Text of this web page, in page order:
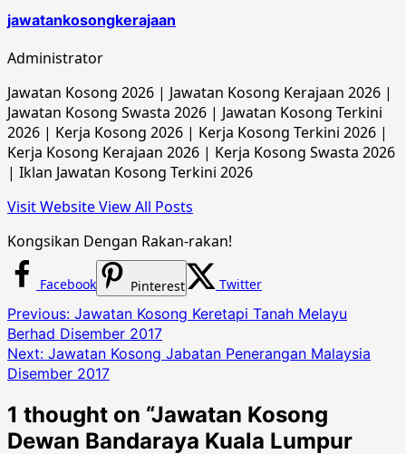
jawatankosongkerajaan
Administrator
Jawatan Kosong 2026 | Jawatan Kosong Kerajaan 2026 |
Jawatan Kosong Swasta 2026 | Jawatan Kosong Terkini
2026 | Kerja Kosong 2026 | Kerja Kosong Terkini 2026 |
Kerja Kosong Kerajaan 2026 | Kerja Kosong Swasta 2026
| Iklan Jawatan Kosong Terkini 2026
Visit WebsiteView All Posts
Kongsikan Dengan Rakan-rakan!
Facebook Pinterest Twitter
Post
navigation
Previous: Jawatan Kosong Keretapi Tanah Melayu
Berhad Disember 2017
Next: Jawatan Kosong Jabatan Penerangan Malaysia
Disember 2017
1 thought on “Jawatan Kosong
Dewan Bandaraya Kuala Lumpur